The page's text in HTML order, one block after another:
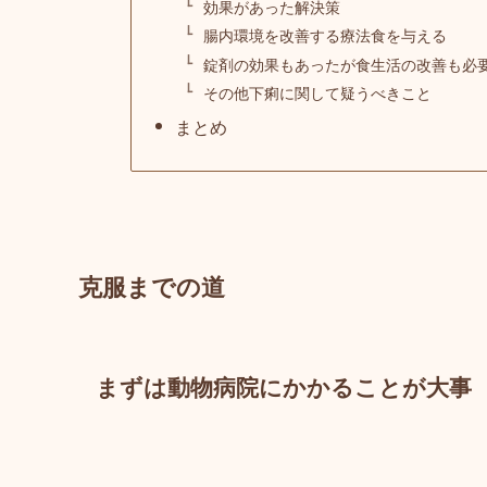
効果があった解決策
腸内環境を改善する療法食を与える
錠剤の効果もあったが食生活の改善も必
その他下痢に関して疑うべきこと
まとめ
克服までの道
まずは動物病院にかかることが大事